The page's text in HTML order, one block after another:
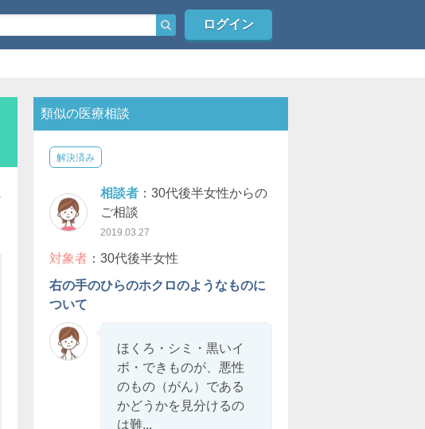
ログイン
類似の医療相談
解決済み
相談者：30代後半女性からの
ご相談
2019.03.27
対象者：30代後半女性
右の手のひらのホクロのようなものに
ついて
ほくろ・シミ・黒いイ
ボ・できものが、悪性
のもの（がん）である
かどうかを見分けるの
は難...